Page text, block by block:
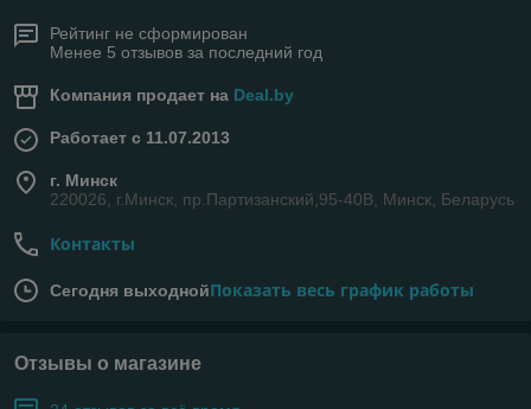
Рейтинг не сформирован
Менее 5 отзывов за последний год
Компания продает на Deal.by
Работает с 11.07.2013
г. Минск
220026, г.Минск, пр.Партизанский,95-40В, Минск, Беларусь
Контакты
Сегодня выходнойПоказать весь график работы
Отзывы о магазине